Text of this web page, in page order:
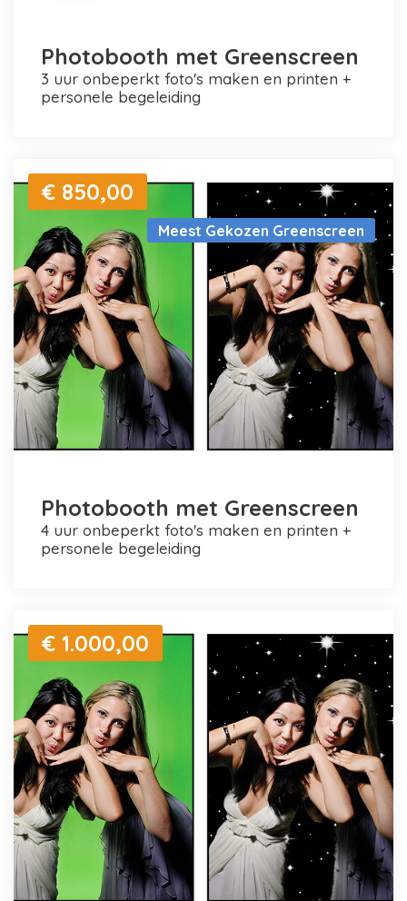
Photobooth met Greenscreen
3 uur onbeperkt foto's maken en printen +
personele begeleiding
Meest Gekozen Greenscreen
€ 850,00
Photobooth met Greenscreen
4 uur onbeperkt foto's maken en printen +
personele begeleiding
€ 1.000,00